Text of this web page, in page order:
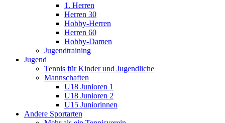
1. Herren
Herren 30
Hobby-Herren
Herren 60
Hobby-Damen
Jugendtraining
Jugend
Tennis für Kinder und Jugendliche
Mannschaften
U18 Junioren 1
U18 Junioren 2
U15 Juniorinnen
Andere Sportarten